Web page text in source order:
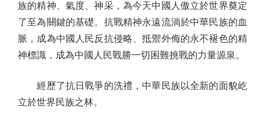
族的精神、氣度、神采，為今天中國人傲立於世界奠定
了至為關鍵的基礎。抗戰精神永遠流淌於中華民族的血
脈，成為中國人民反抗侵略、抵禦外侮的永不褪色的精
神標識，成為中國人民戰勝一切困難挑戰的力量源泉。
經歷了抗日戰爭的洗禮，中華民族以全新的面貌屹
立於世界民族之林。